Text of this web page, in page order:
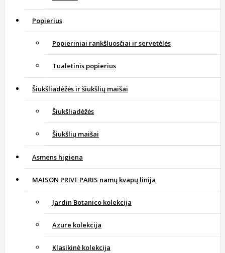
Popierius
Popieriniai rankšluosčiai ir servetėlės
Tualetinis popierius
Šiukšliadėžės ir šiukšlių maišai
Šiukšliadėžės
Šiukšlių maišai
Asmens higiena
MAISON PRIVE PARIS namų kvapų linija
Jardin Botanico kolekcija
Azure kolekcija
Klasikinė kolekcija